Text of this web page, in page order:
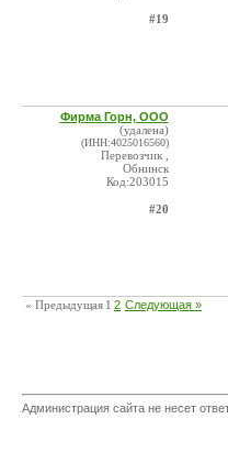
#19
Фирма Горн, ООО
(удалена)
(ИНН:4025016560)
Перевозчик ,
Обнинск
Код:203015
#20
« Предыдущая 1 2 Следующая »
Администрация сайта не несет